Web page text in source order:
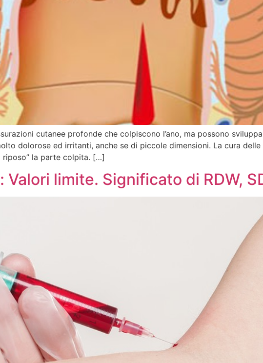
cutanee profonde che colpiscono l’ano, ma possono
dolorose ed irritanti, anche se di piccole dimensioni. La cura
riposo” la parte colpita. […]
Valori limite. Significato di RDW,